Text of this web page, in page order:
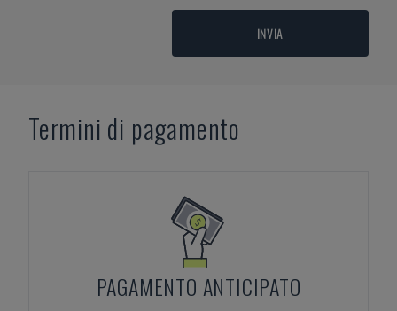
INVIA
Termini di pagamento
PAGAMENTO ANTICIPATO